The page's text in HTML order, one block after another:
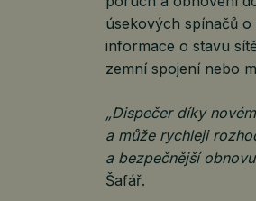
úsekových spínačů
informace o stavu
zemní spojení nebo
„Dispečer díky
a může rychleji
a bezpečnější
Šafář.